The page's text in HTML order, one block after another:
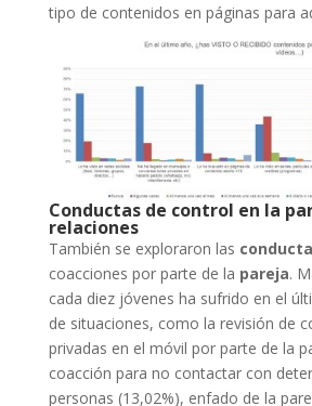
tipo de contenidos en páginas para
Conductas de control en la
relaciones
También se exploraron las
coacciones por parte de la pareja.
cada diez jóvenes ha sufrido en el
de situaciones, como la revisión de
privadas en el móvil por parte de la
coacción para no contactar con
personas (13,02%), enfado de la